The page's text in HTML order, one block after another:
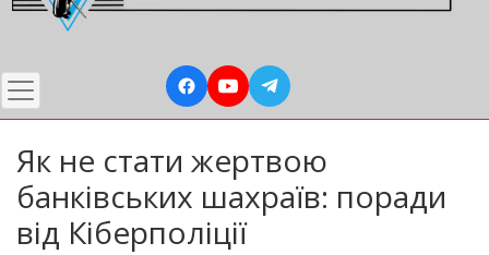
Як не стати жертвою
банківських шахраїв: поради
від Кіберполіції